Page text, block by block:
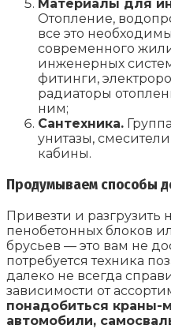
Материалы для
Отопление,
все это
современного
инженерных
фитинги,
радиаторы
ним;
Сантехника.
унитазы,
кабины.
Продумываем способы
Привезти и разгрузить
пенобетонных блоков
брусьев — это вам не
потребуется техника
далеко не всегда
зависимости от
понадобиться краны-
автомобили,